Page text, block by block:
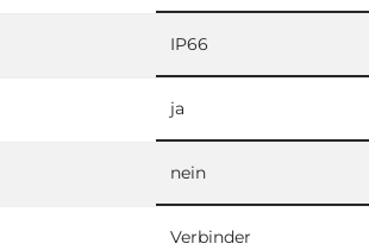
IP66
ja
nein
Verbinder